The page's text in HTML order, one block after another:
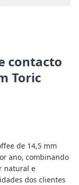
contacto
Toric
de 14,5 mm
ano, combinando
natural e
dos clientes